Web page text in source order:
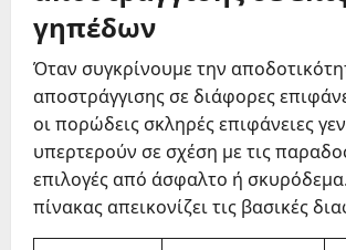
γηπέδων
Όταν συγκρίνουμε την
αποστράγγισης σε διάφορες
οι πορώδεις σκληρές επιφάνειες
υπερτερούν σε σχέση με τις
επιλογές από άσφαλτο ή
πίνακας απεικονίζει τις βασικές